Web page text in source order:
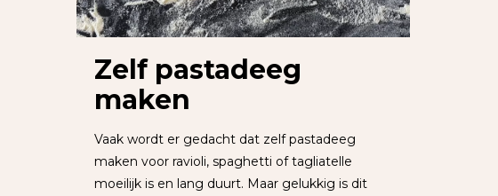
Zelf pastadeeg
maken
Vaak wordt er gedacht dat zelf pastadeeg
maken voor ravioli, spaghetti of tagliatelle
moeilijk is en lang duurt. Maar gelukkig is dit